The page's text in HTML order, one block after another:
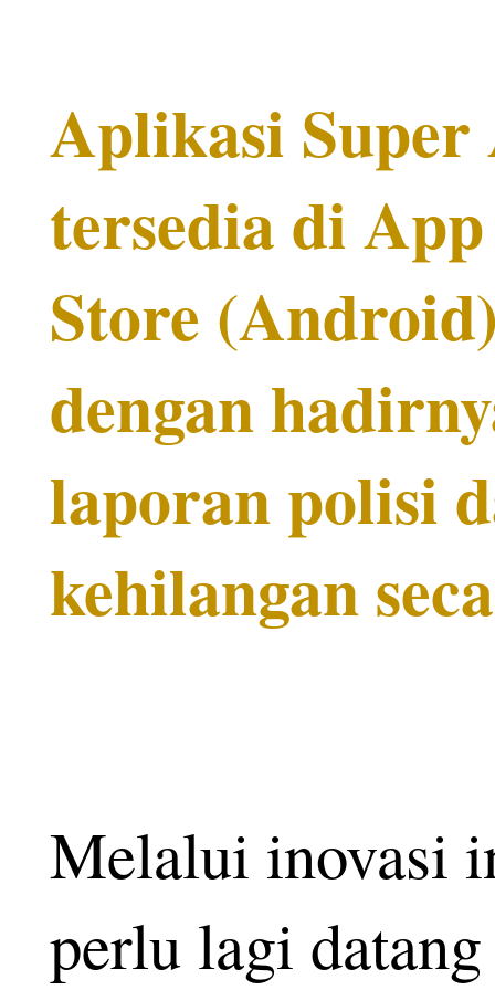
Aplikasi
tersedia di
Store
dengan
laporan polisi
kehilangan
Melalui inovasi
perlu lagi